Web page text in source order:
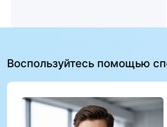
Воспользуйтесь помощью